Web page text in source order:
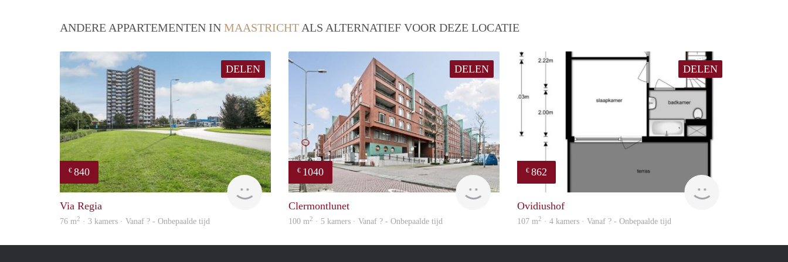
ANDERE APPARTEMENTEN IN MAASTRICHT ALS ALTERNATIEF VOOR DEZE LOCATIE
DELEN
€ 840
rent
Via Regia
76 m2 · 3 kamers · Vanaf ? - Onbepaalde tijd
DELEN
€ 1040
rent
Clermontlunet
100 m2 · 5 kamers · Vanaf ? - Onbepaalde tijd
DELEN
€ 862
Ovidiushof
107 m2 · 4 kamers · Vanaf ? - Onbepaalde tijd